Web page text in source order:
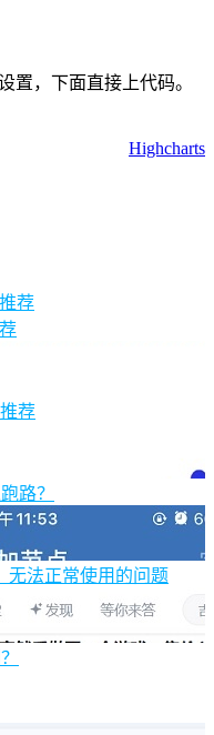
置，下面直接上代码。
Highcharts
荐
路？
无法正常使用的问题